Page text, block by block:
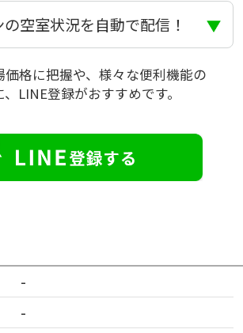
空室状況を自動で配信！
価格に把握や、様々な便利機能の
LINE登録がおすすめです。
-
-